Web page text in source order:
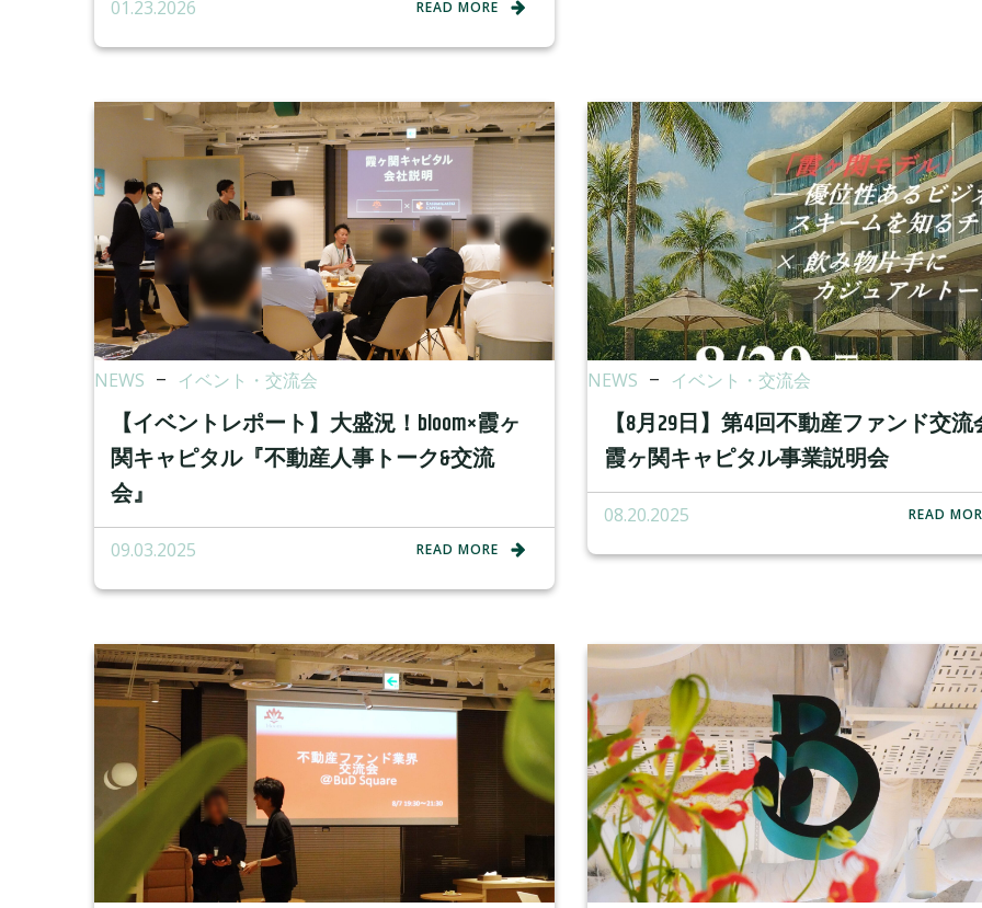
01.23.2026 READ MORE
NEWS – イベント・交流会
【イベントレポート】大盛況！bloom×霞ヶ
関キャピタル『不動産人事トーク&交流
会』
09.03.2025 READ MORE
NEWS – イベント・交流会
【8月29日】第4回不動産ファンド交流
霞ヶ関キャピタル事業説明会
08.20.2025 READ